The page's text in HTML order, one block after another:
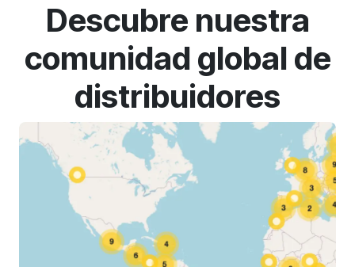
Descubre nuestra
comunidad global de
distribuidores